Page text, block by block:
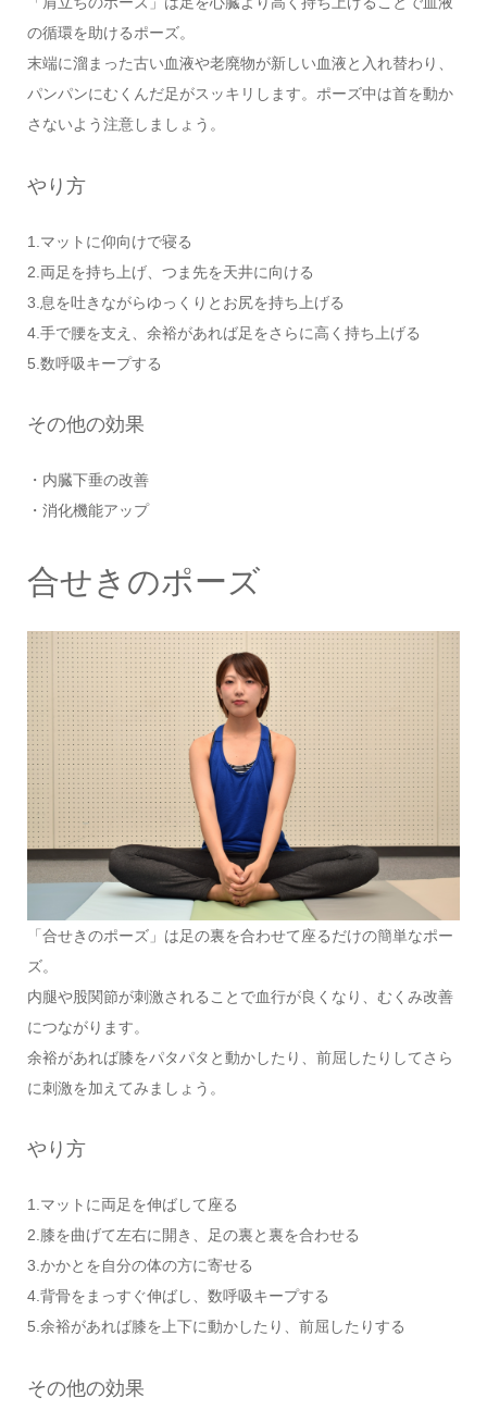
の循環を助けるポーズ。
末端に溜まった古い血液や老廃物が新しい血液と入れ替わり、
パンパンにむくんだ足がスッキリします。ポーズ中は首を動か
さないよう注意しましょう。
やり方
1.マットに仰向けで寝る
2.両足を持ち上げ、つま先を天井に向ける
3.息を吐きながらゆっくりとお尻を持ち上げる
4.手で腰を支え、余裕があれば足をさらに高く持ち上げる
5.数呼吸キープする
その他の効果
・内臓下垂の改善
・消化機能アップ
合せきのポーズ
「合せきのポーズ」は足の裏を合わせて座るだけの簡単なポー
ズ。
内腿や股関節が刺激されることで血行が良くなり、むくみ改善
につながります。
余裕があれば膝をパタパタと動かしたり、前屈したりしてさら
に刺激を加えてみましょう。
やり方
1.マットに両足を伸ばして座る
2.膝を曲げて左右に開き、足の裏と裏を合わせる
3.かかとを自分の体の方に寄せる
4.背骨をまっすぐ伸ばし、数呼吸キープする
5.余裕があれば膝を上下に動かしたり、前屈したりする
その他の効果